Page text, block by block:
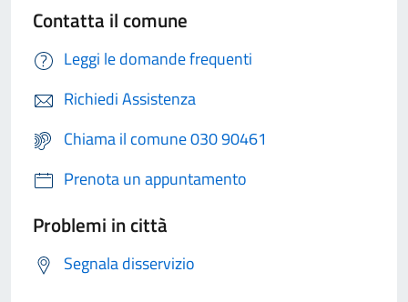
Contatta il comune
Leggi le domande frequenti
Richiedi Assistenza
Chiama il comune 030 90461
Prenota un appuntamento
Problemi in città
Segnala disservizio